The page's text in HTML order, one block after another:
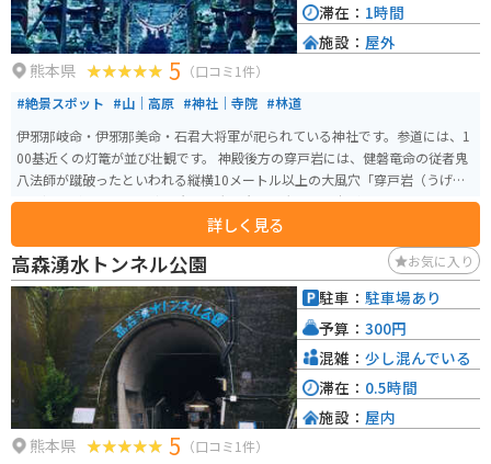
熊本県 5 （口コミ1件）
#絶景スポット #山｜高原 #神社｜寺院 #林道
伊邪那岐命・伊邪那美命・石君大将軍が祀られている神社です。参道には、1
00基近くの灯篭が並び壮観です。 神殿後方の穿戸岩には、健磐竜命の従者鬼
八法師が蹴破ったといわれる縦横10メートル以上の大風穴「穿戸岩（うげと
いわ）」があります。 穿戸岩は巨大な岩山を大きな風穴が貫いていることか
ら、どんなに困難な目標でも必ず達成できる象徴として『合格・必勝』のご
利益があると評判です。
詳しく見る
滞在： 1時間
施設： 屋外
高森湧水トンネル公園 お気に入り
熊本県 5 （口コミ1件）
駐車： 駐車場あり
予算： 300円
混雑： 少し混んでいる
滞在： 0.5時間
施設： 屋内